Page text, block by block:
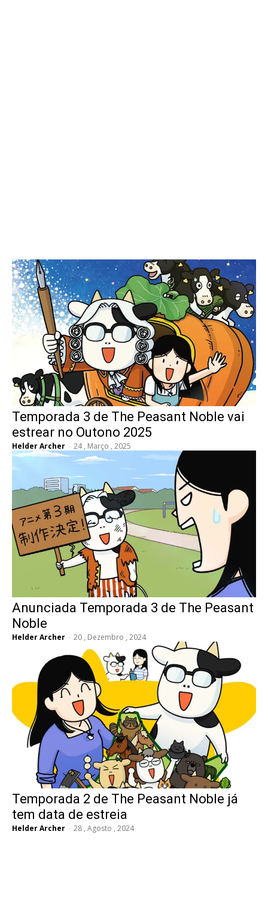
Temporada 3 de The Peasant Noble vai
estrear no Outono 2025
Helder Archer - 24 , Março , 2025
Anunciada Temporada 3 de The Peasant
Noble
Helder Archer - 20 , Dezembro , 2024
Temporada 2 de The Peasant Noble já
tem data de estreia
Helder Archer - 28 , Agosto , 2024